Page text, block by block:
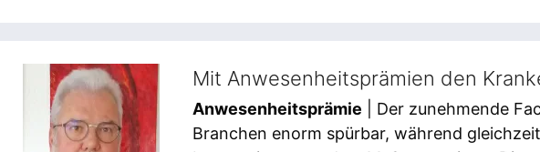
Mit Anwesenheitsprämien den
Anwesenheitsprämie | Der zunehmende
Branchen enorm spürbar, während